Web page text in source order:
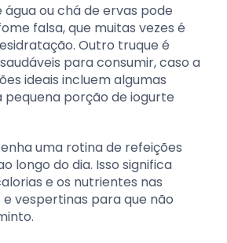
ou chá de ervas pode
falsa, que muitas vezes é
Outro truque é
para consumir, caso a
ideais incluem algumas
pequena porção de iogurte
uma rotina de refeições
longo do dia. Isso significa
e os nutrientes nas
vespertinas para que não